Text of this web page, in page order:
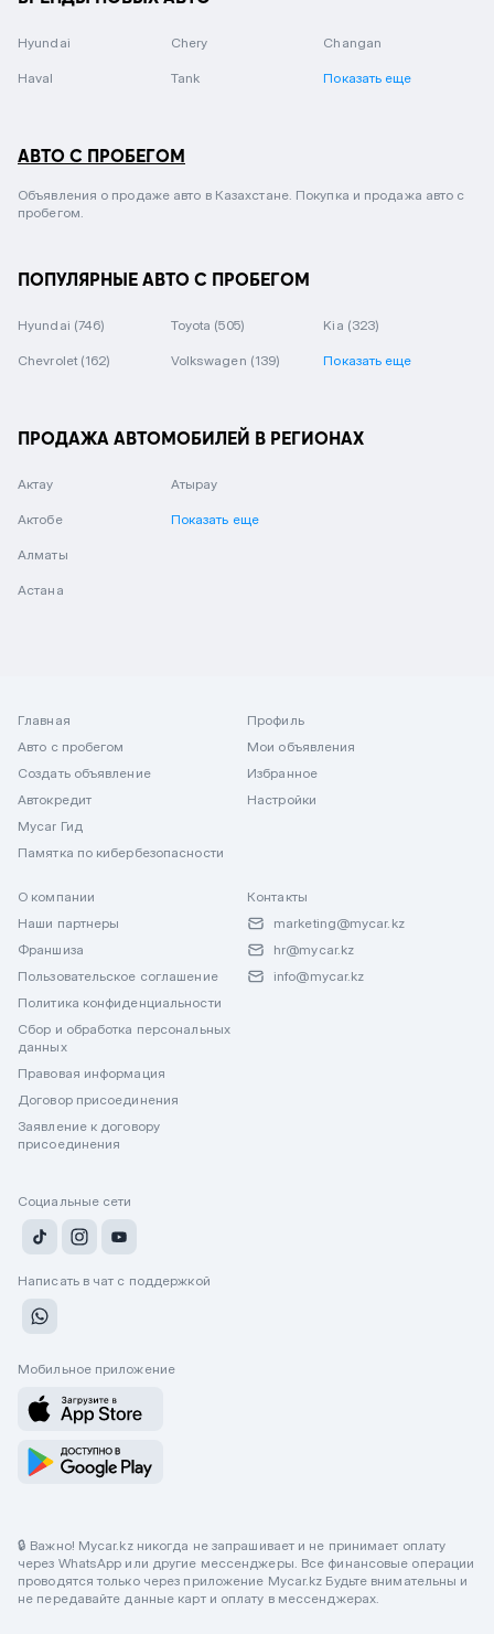
Hyundai Chery Changan
Haval Tank Показать еще
АВТО С ПРОБЕГОМ
Объявления о продаже авто в Казахстане. Покупка и продажа авто с
пробегом.
ПОПУЛЯРНЫЕ АВТО С ПРОБЕГОМ
Hyundai (746) Toyota (505) Kia (323)
Chevrolet (162) Volkswagen (139) Показать еще
ПРОДАЖА АВТОМОБИЛЕЙ В РЕГИОНАХ
Актау
Актобе
Алматы
Астана
Атырау
Показать еще
Главная
Авто с пробегом
Создать объявление
Автокредит
Mycar Гид
Памятка по кибербезопасности
Профиль
Мои объявления
Избранное
Настройки
О компании
Наши партнеры
Франшиза
Пользовательское соглашение
Политика конфиденциальности
Сбор и обработка персональных
данных
Правовая информация
Договор присоединения
Заявление к договору
присоединения
Контакты
marketing@mycar.kz
hr@mycar.kz
info@mycar.kz
Социальные сети
Написать в чат с поддержкой
Мобильное приложение
🔒 Важно! Mycar.kz никогда не запрашивает и не принимает оплату
через WhatsApp или другие мессенджеры. Все финансовые операции
проводятся только через приложение Mycar.kz Будьте внимательны и
не передавайте данные карт и оплату в мессенджерах.